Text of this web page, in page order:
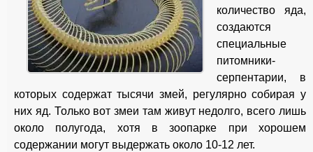
количество яда,
создаются
специальные
питомники-
серпентарии, в
которых содержат тысячи змей, регулярно собирая у
них яд. Только вот змеи там живут недолго, всего лишь
около полугода, хотя в зоопарке при хорошем
содержании могут выдержать около 10-12 лет.